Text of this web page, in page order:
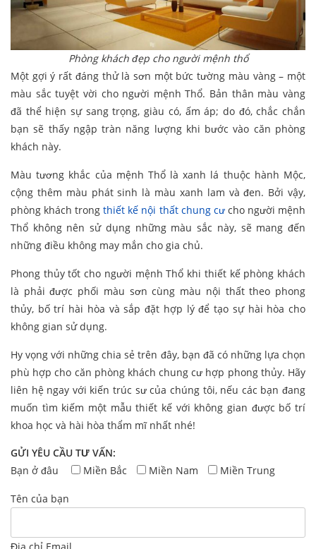
Phòng khách đẹp cho người mệnh thổ
Một gợi ý rất đáng thử là sơn một bức tường màu vàng – một
màu sắc tuyệt vời cho người mệnh Thổ. Bản thân màu vàng
đã thể hiện sự sang trọng, giàu có, ấm áp; do đó, chắc chắn
bạn sẽ thấy ngập tràn năng lượng khi bước vào căn phòng
khách này.
Màu tương khắc của mệnh Thổ là xanh lá thuộc hành Mộc,
cộng thêm màu phát sinh là màu xanh lam và đen. Bởi vậy,
phòng khách trongthiết kế nội thất chung cưcho người mệnh
Thổ không nên sử dụng những màu sắc này, sẽ mang đến
những điều không may mắn cho gia chủ.
Phong thủy tốt cho người mệnh Thổ khi thiết kế phòng khách
là phải được phối màu sơn cùng màu nội thất theo phong
thủy, bố trí hài hòa và sắp đặt hợp lý để tạo sự hài hòa cho
không gian sử dụng.
Hy vọng với những chia sẻ trên đây, bạn đã có những lựa chọn
phù hợp cho căn phòng khách chung cư hợp phong thủy. Hãy
liên hệ ngay với kiến trúc sư của chúng tôi, nếu các bạn đang
muốn tìm kiếm một mẫu thiết kế với không gian được bố trí
khoa học và hài hòa thẩm mĩ nhất nhé!
GỬI YÊU CẦU TƯ VẤN:
Bạn ở đâu
Miền Bắc Miền Nam Miền Trung
Tên của bạn